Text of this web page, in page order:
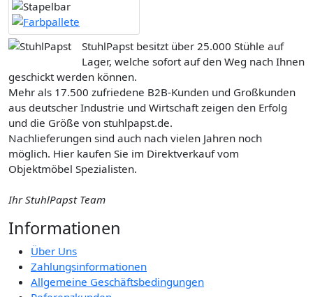
StuhlPapst besitzt über 25.000 Stühle auf
Lager, welche sofort auf den Weg nach Ihnen
geschickt werden können.
Mehr als 17.500 zufriedene B2B-Kunden und Großkunden
aus deutscher Industrie und Wirtschaft zeigen den Erfolg
und die Größe von stuhlpapst.de.
Nachlieferungen sind auch nach vielen Jahren noch
möglich. Hier kaufen Sie im Direktverkauf vom
Objektmöbel Spezialisten.
Ihr StuhlPapst Team
Informationen
Über Uns
Zahlungsinformationen
Allgemeine Geschäftsbedingungen